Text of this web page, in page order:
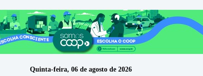
Quinta-feira, 06 de agosto de 2026